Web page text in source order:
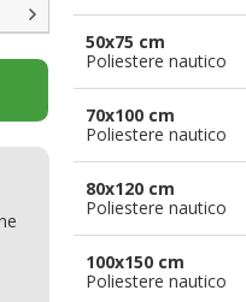
50x75 cm
Poliestere nautico
70x100 cm
Poliestere nautico
80x120 cm
Poliestere nautico
100x150 cm
Poliestere nautico